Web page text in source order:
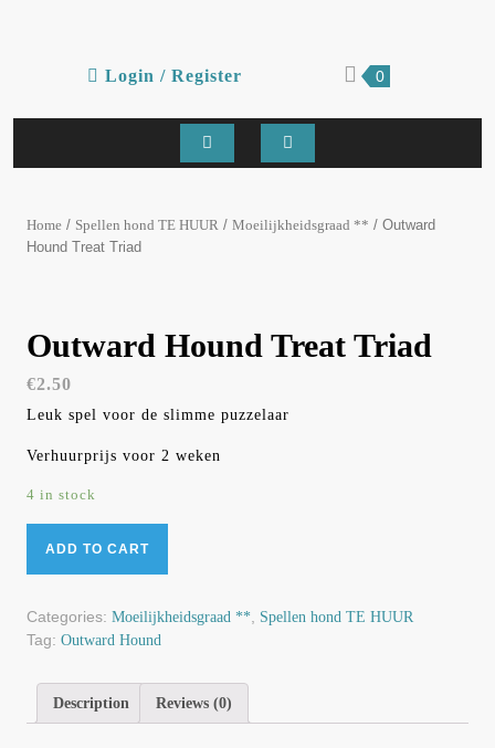
Login / Register
Register
shopping
0
Open
Home / Spellen hond TE HUUR / Moeilijkheidsgraad ** / Outward
Hound Treat Triad
Outward Hound Treat Triad
€2.50
Leuk spel voor de slimme puzzelaar
Verhuurprijs voor 2 weken
4 in stock
ADD TO CART
Categories: Moeilijkheidsgraad ** Spellen hond TE HUUR
Tag: Outward Hound
Description Reviews (0)